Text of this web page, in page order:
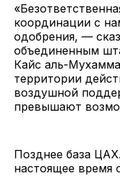
координации с
одобрения, —
объединенным
Кайс аль-
территории
воздушной
превышают
Позднее база
настоящее время